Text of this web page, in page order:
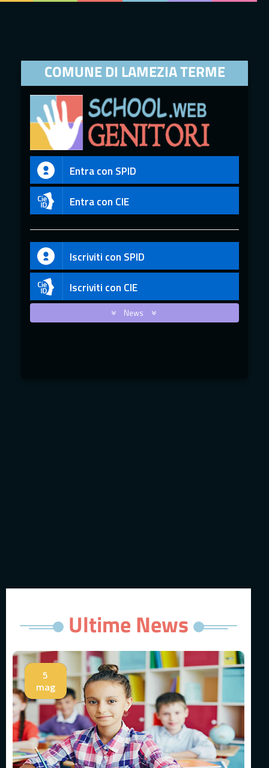
COMUNE DI LAMEZIA TERME
Entra con SPID
Entra con CIE
Iscriviti con SPID
Iscriviti con CIE
News
Ultime News
5
mag